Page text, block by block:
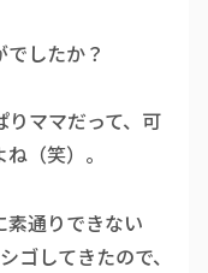
でしたか？
ママだって、可
（笑）。
通りできない
ゴしてきたので、